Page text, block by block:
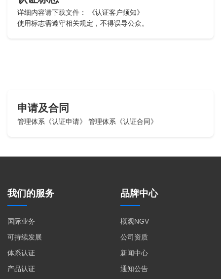
详细内容请下载文件：
《认证客户须知》
使用标志需遵守相关规定，不得误导公众。
申请及合同
管理体系《认证申请》 管理体系《认证合同》
我们的服务
国际业务
可持续发展
体系认证
产品认证
品牌中心
概观NGV
公司资质
新闻中心
通知公告